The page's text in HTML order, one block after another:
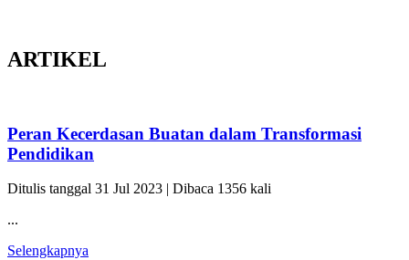
ARTIKEL
Peran Kecerdasan Buatan dalam Transformasi
Pendidikan
Ditulis tanggal 31 Jul 2023 | Dibaca 1356 kali
...
Selengkapnya